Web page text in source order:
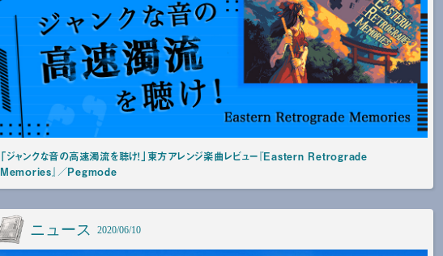
「ジャンクな音の高速濁流を聴け！」東方アレンジ楽曲レビュー『Eastern Retrograde
Memories』／Pegmode
ニュース 2020/06/10